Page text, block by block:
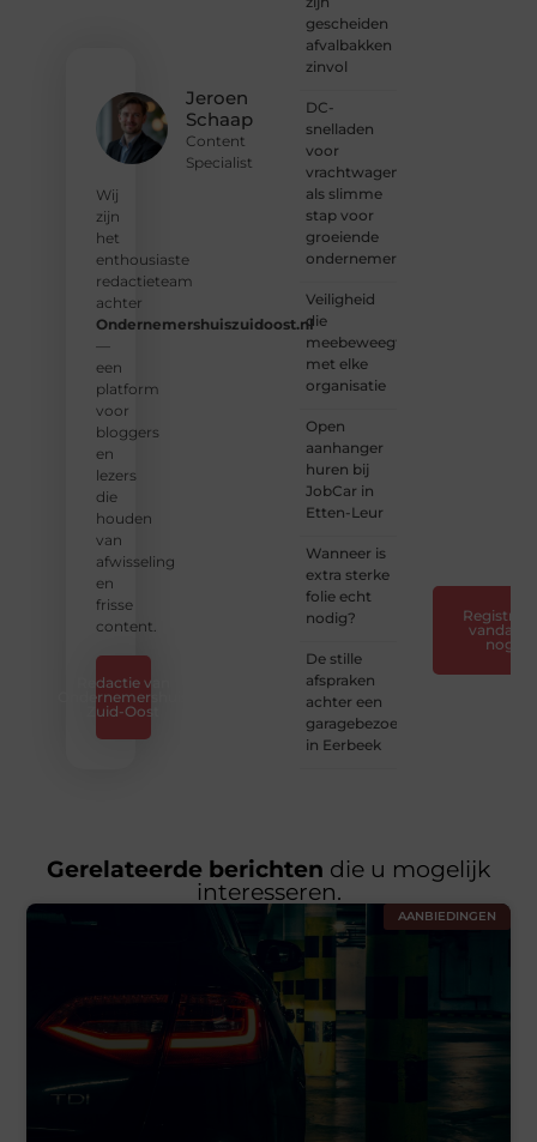
Jeroen
Schaap
Content
Specialist
Wij
zijn
het
enthousiaste
redactieteam
achter
Ondernemershuiszuidoost.nl
—
een
platform
voor
bloggers
en
lezers
die
houden
van
afwisseling
en
frisse
content.
Redactie van
Ondernemershuis
Zuid-Oost
gescheiden
afvalbakken
zinvol
DC-
snelladen
voor
vrachtwagens
als slimme
stap voor
groeiende
ondernemers
Veiligheid
die
meebeweegt
met elke
organisatie
Open
aanhanger
huren bij
JobCar in
Etten-Leur
Wanneer is
extra sterke
folie echt
nodig?
De stille
afspraken
achter een
garagebezoek
in Eerbeek
Registreer
vandaag
nog
Gerelateerde berichten die u mogelijk
interesseren.
AANBIEDINGEN